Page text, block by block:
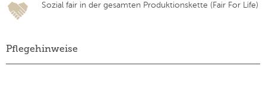
Sozial fair in der gesamten Produktionskette (Fair For Life)
Pflegehinweise